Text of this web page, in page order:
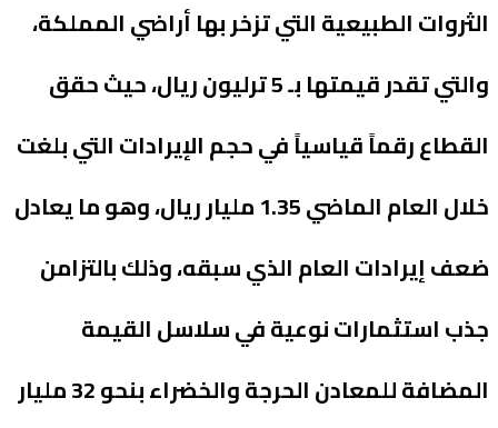
الثروات الطبيعية التي تزخر بها أراضي المملكة،
والتي تقدر قيمتها بـ 5 ترليون ريال، حيث حقق
القطاع رقماً قياسياً في حجم الإيرادات التي بلغت
خلال العام الماضي 1.35 مليار ريال، وهو ما يعادل
ضعف إيرادات العام الذي سبقه، وذلك بالتزامن
جذب استثمارات نوعية في سلاسل القيمة
المضافة للمعادن الحرجة والخضراء بنحو 32 مليار